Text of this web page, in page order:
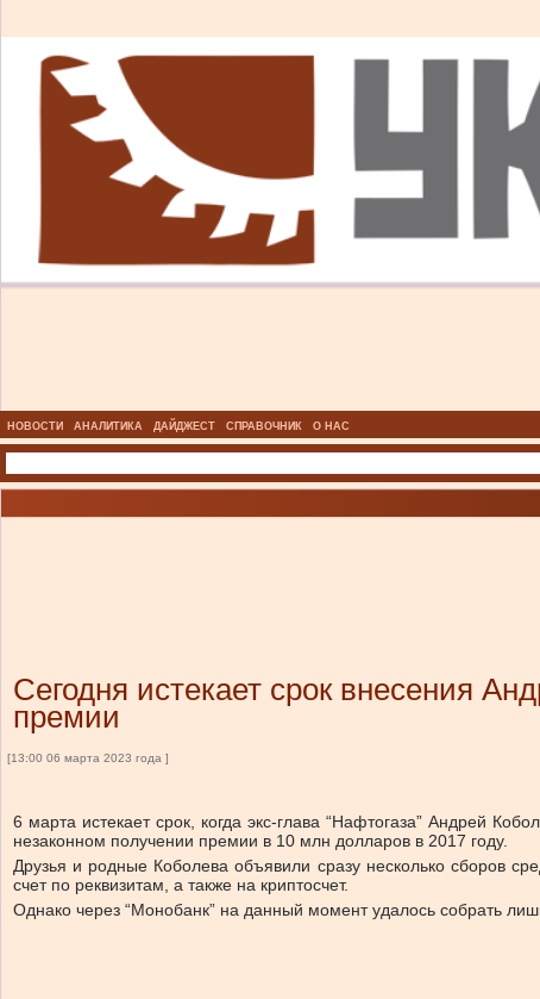
НОВОСТИ АНАЛИТИКА ДАЙДЖЕСТ СПРАВОЧНИК О НАС
Сегодня истекает срок внесения
премии
[13:00 06 марта 2023 года ]
6 марта истекает срок, когда экс-глава “Нафтогаза” Андрей
незаконном получении премии в 10 млн долларов в 2017 году.
Друзья и родные Коболева объявили сразу несколько сборов
счет по реквизитам, а также на криптосчет.
Однако через “Монобанк” на данный момент удалось собрать